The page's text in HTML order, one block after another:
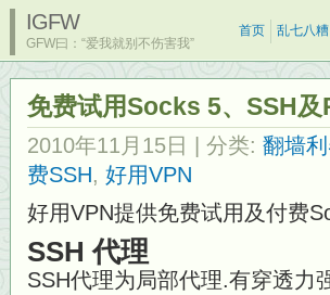
IGFW
GFW曰：“爱我就别不伤害我”
首页 乱七八糟
免费试用Socks 5、SSH
2010年11月15日 | 分类: 翻墙
费SSH, 好用VPN
好用VPN提供免费试用及付费
SSH 代理
SSH代理为局部代理.有穿透力